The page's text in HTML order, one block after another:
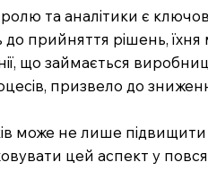
та аналітики є
прийняття рішень,
що займається
призвело до
може не лише підвищити
цей аспект у